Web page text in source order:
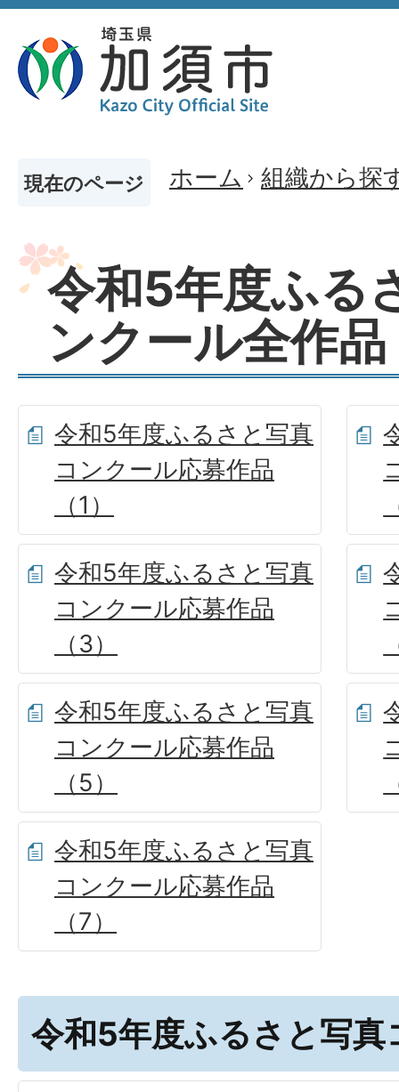
現在のページ ホーム 組織から探
令和5年度ふる
ンクール全作品
令和5年度ふるさと写真
コンクール応募作品
（1）
令和5年度ふるさと写真
コンクール応募作品
（3）
令和5年度ふるさと写真
コンクール応募作品
（5）
令和5年度ふるさと写真
コンクール応募作品
（7）
令和5年度ふるさと写真